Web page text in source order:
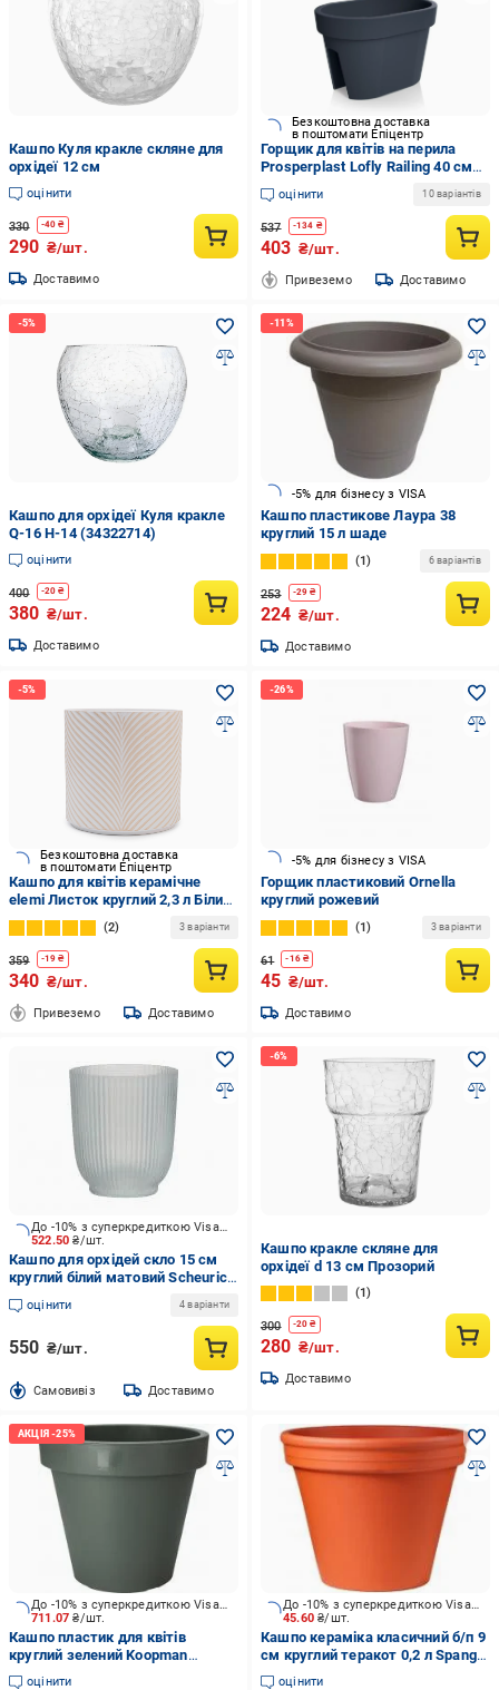
Кашпо Куля кракле скляне для
орхідеї 12 см
оцінити
330 -40 ₴
290 ₴/шт.
Доставимо
Безкоштовна доставка
в поштомати Епіцентр
Горщик для квітів на перила
Prosperplast Lofly Railing 40 см
Антрацит (DLOFR400-S433)
оцінити 10 варіантів
537 -134 ₴
403 ₴/шт.
Привеземо Доставимо
Кашпо для орхідеї Куля кракле
Q-16 H-14 (34322714)
оцінити
400 -20 ₴
380 ₴/шт.
Доставимо
-5% для бізнесу з VISA
Кашпо пластикове Лаура 38
круглий 15 л шаде
1 6 варіантів
253 -29 ₴
224 ₴/шт.
Доставимо
Безкоштовна доставка
в поштомати Епіцентр
Кашпо для квітів керамічне
elemi Листок круглий 2,3 л Білий/
Бежевий (УТ-00094976)
2 3 варіанти
359 -19 ₴
340 ₴/шт.
Привеземо Доставимо
-5% для бізнесу з VISA
Горщик пластиковий Ornella
круглий рожевий
1 3 варіанти
61 -16₴
45 ₴/шт.
Доставимо
522.50₴/шт.
До -10% з суперкредиткою Visa Вигода
Кашпо для орхідей скло 15 см
круглий білий матовий Scheurich
(313577)
оцінити 4 варіанти
550 ₴/шт.
Cамовивіз Доставимо
Кашпо кракле скляне для
орхідеї d 13 см Прозорий
1
300 -20 ₴
280 ₴/шт.
Доставимо
711.07₴/шт.
До -10% з суперкредиткою Visa Вигода
Кашпо пластик для квітів
круглий зелений Koopman
(Y54199860)
оцінити
45.60₴/шт.
До -10% з суперкредиткою Visa Вигода
Кашпо кераміка класичний б/п 9
см круглий теракот 0,2 л Spang
(1)
оцінити